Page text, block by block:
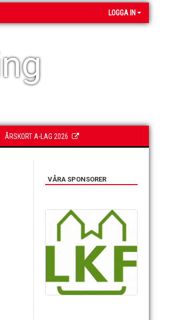
LOGGA IN
ÅRSKORT A-LAG 2026
VÅRA SPONSORER